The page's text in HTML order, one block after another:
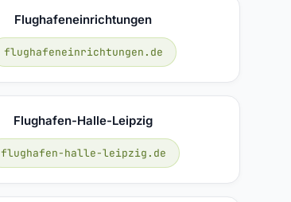
Flughafeneinrichtungen
flughafeneinrichtungen.de
Flughafen-Halle-Leipzig
flughafen-halle-leipzig.de